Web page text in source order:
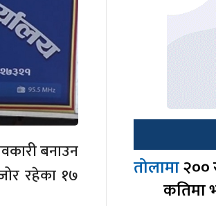
बनाउन
रहेका १७
तोलामा२००
कतिमा